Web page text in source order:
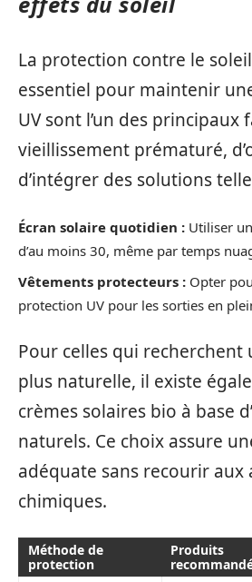
La protection contre le
essentiel pour maintenir
UV sont l’un des principaux
vieillissement prématuré,
d’intégrer des solutions
Écran solaire quotidien : Utiliser
d’au moins 30, même par temps
Vêtements protecteurs : Opter
protection UV pour les sorties en
Pour celles qui recherchent
plus naturelle, il existe
crèmes solaires bio à base
naturels. Ce choix assure
adéquate sans recourir aux
chimiques.
Méthode de
protection
Produits